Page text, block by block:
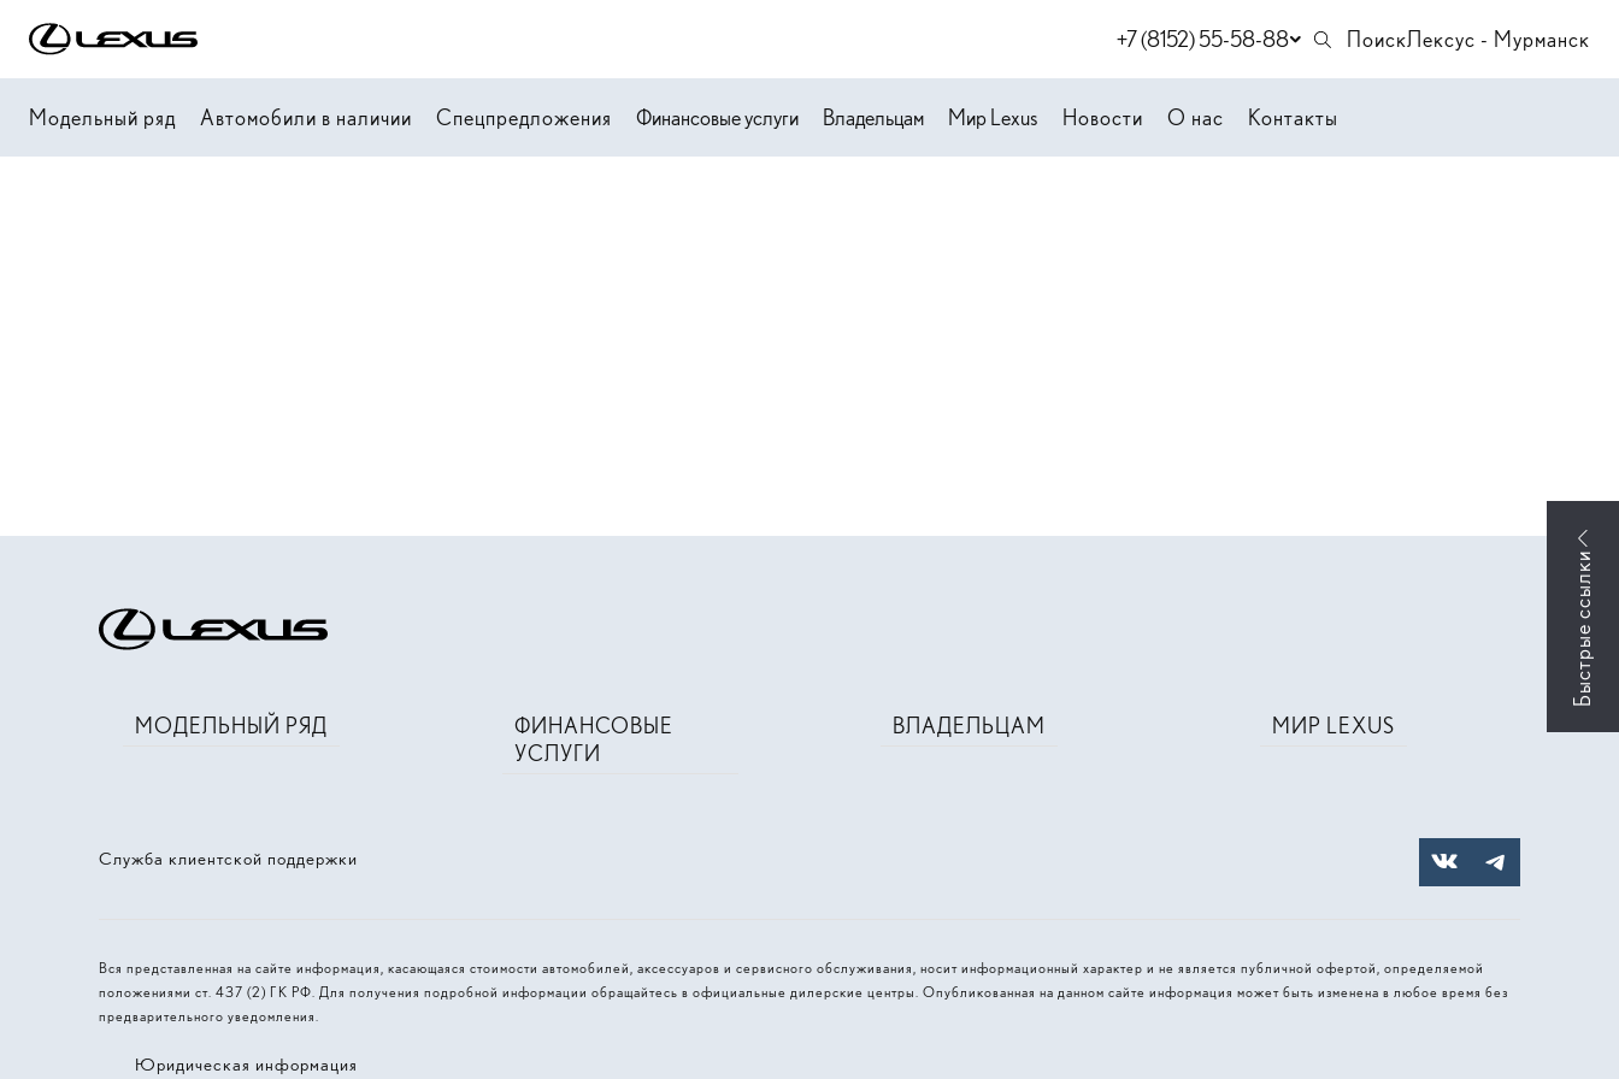
+7 (8152) 55-58-88 ПоискЛексус - Мурманск
Модельный ряд Автомобили в наличии Спецпредложения Финансовые услуги Владельцам Мир Lexus Новости О нас Контакты
Служба клиентской поддержки
МОДЕЛЬНЫЙ РЯД
ФИНАНСОВЫЕ
УСЛУГИ
ВЛАДЕЛЬЦАМ МИР LEXUS
Вся представленная на сайте информация, касающаяся стоимости автомобилей, аксессуаров и сервисного обслуживания, носит информационный характер и не является публичной офертой, определяемой
положениями ст. 437 (2) ГК РФ. Для получения подробной информации обращайтесь в официальные дилерские центры. Опубликованная на данном сайте информация может быть изменена в любое время без
предварительного уведомления.
Юридическая информация